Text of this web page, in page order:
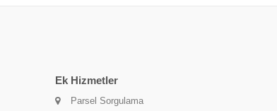
Ek Hizmetler
Parsel Sorgulama